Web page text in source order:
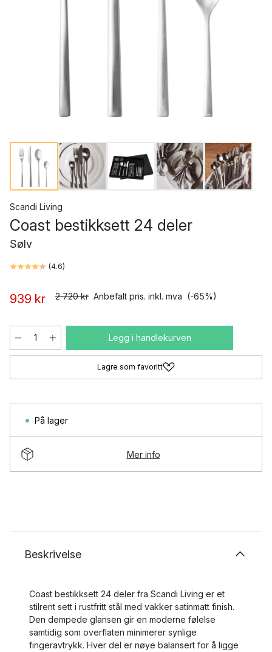
Scandi Living
Coast bestikksett 24 deler
Sølv
(4.6)
939 kr 2 720 kr Anbefalt pris. inkl. mva (-65%)
Legg i handlekurven
Lagre som favoritt
På lager
Mer info
Beskrivelse
Coast bestikksett 24 deler fra Scandi Living er et
stilrent sett i rustfritt stål med vakker satinmatt finish.
Den dempede glansen gir en moderne følelse
samtidig som overflaten minimerer synlige
fingeravtrykk. Hver del er nøye balansert for å ligge